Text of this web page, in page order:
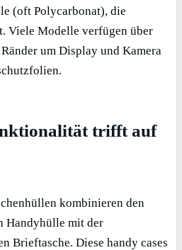
(oft Polycarbonat), die
Viele Modelle verfügen über
um Display und Kamera
trifft auf
kombinieren den
Handyhülle mit der
Brieftasche. Diese handy cases